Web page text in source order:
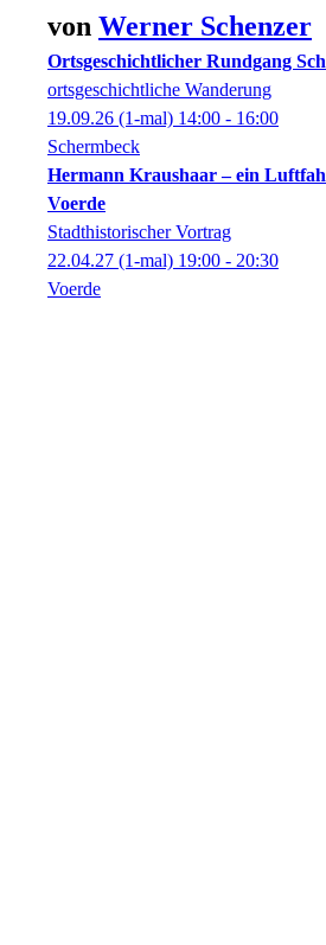
von Werner Schenzer
Ortsgeschichtlicher Rundgang
ortsgeschichtliche Wanderung
19.09.26 (1-mal) 14:00 - 16:00
Schermbeck
Hermann Kraushaar – ein
Voerde
Stadthistorischer Vortrag
22.04.27 (1-mal) 19:00 - 20:30
Voerde